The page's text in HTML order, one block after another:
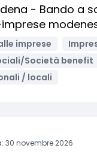
- Bando a
imprese
Società benefit
/ locali
30 novembre 2026